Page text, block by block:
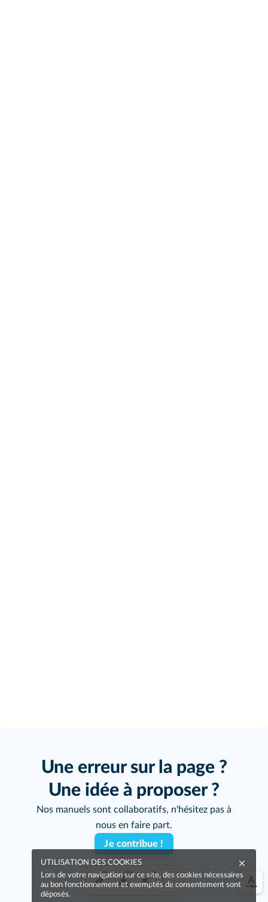
Une erreur sur la page ?
Une idée à proposer ?
Nos manuels sont collaboratifs, n'hésitez pas à
nous en faire part.
Je contribue !
UTILISATION DES COOKIES
Lors de votre navigation sur ce site, des cookies nécessaires
au bon fonctionnement et exemptés de consentement sont
déposés.